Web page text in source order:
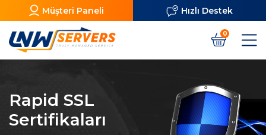
Müşteri Paneli Hızlı Destek
0
Rapid SSL
Sertifikaları